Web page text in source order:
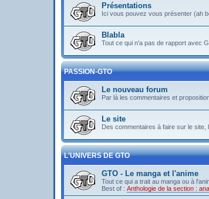
Présentations
Ici vous pouvez vous présenter (ah
Blabla
Tout ce qui n'a pas de rapport avec
PASSION-GTO
Le nouveau forum
Par là les commentaires et
Le site
Des commentaires à faire sur le
L'UNIVERS DE GTO
GTO - Le manga et l'anime
Tout ce qui a trait au manga ou à
Best of : Anthologie de la section :